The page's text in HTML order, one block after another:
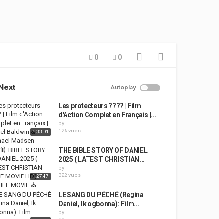
0 0
Autoplay
1:33:01
Les protecteurs ???? | Film
d'Action Complet en Français |...
by
126 vues
1:27:47
THE BIBLE STORY OF DANIEL
2025 ( LATEST CHRISTIAN...
by
322 vues
LE SANG DU PÉCHÉ (Regina
Daniel, Ik ogbonna): Film...
by